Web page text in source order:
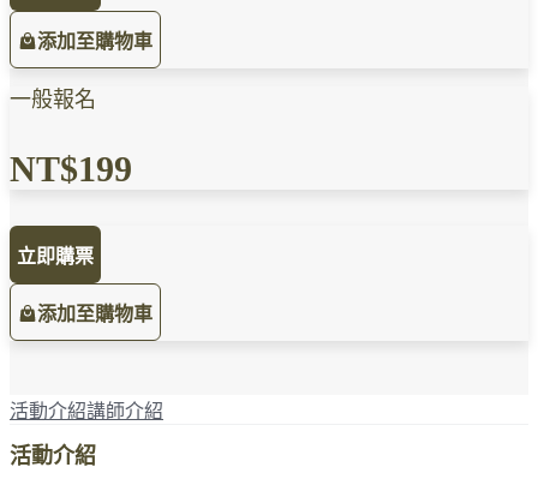
添加至購物車
一般報名
NT$199
立即購票
添加至購物車
活動介紹講師介紹
活動介紹